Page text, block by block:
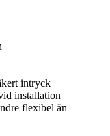
intryck
installation
flexibel än